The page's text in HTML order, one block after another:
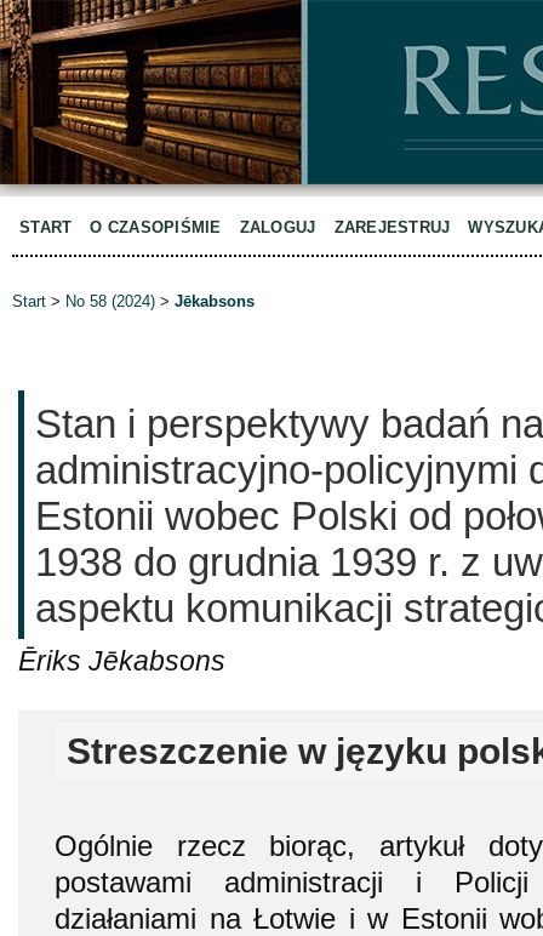
START O CZASOPIŚMIE ZALOGUJ ZAREJESTRUJ
Start > No 58 (2024) > Jēkabsons
Stan i perspektywy badań
administracyjno-policyjnymi
Estonii wobec Polski od
1938 do grudnia 1939 r. z
aspektu komunikacji
Ēriks Jēkabsons
Streszczenie w języku
Ogólnie rzecz biorąc, artykuł
postawami administracji i
działaniami na Łotwie i w Estonii